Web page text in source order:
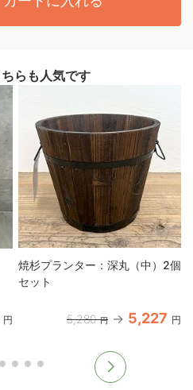
らも人気です
円
焼杉プランター：深丸（中）2個
セット
5,280 円 5,227 円